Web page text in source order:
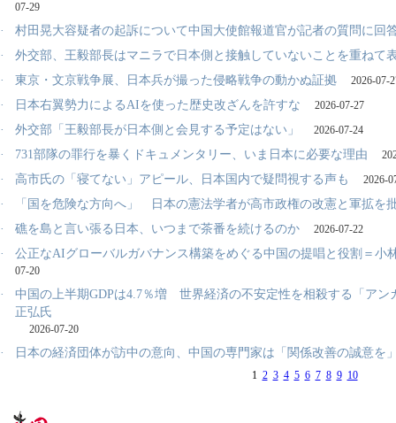
07-29
·
村田晃大容疑者の起訴について中国大使館報道官が記者の質問に回
·
外交部、王毅部長はマニラで日本側と接触していないことを重ねて
·
東京・文京戦争展、日本兵が撮った侵略戦争の動かぬ証拠 2026-07-
· 日本右翼勢力によるAIを使った歴史改ざんを許すな 2026-07-27
· 外交部「王毅部長が日本側と会見する予定はない」 2026-07-24
· 731部隊の罪行を暴くドキュメンタリー、いま日本に必要な理由
· 高市氏の「寝てない」アピール、日本国内で疑問視する声も 2026-
·
「国を危険な方向へ」 日本の憲法学者が高市政権の改憲と軍拡を
·
礁を島と言い張る日本、いつまで茶番を続けるのか 2026-07-22
· 公正なAIグローバルガバナンス構築をめぐる中国の提唱と役割＝小
07-20
·
中国の上半期GDPは4.7％増 世界経済の不安定性を相殺する「アン
正弘氏
2026-07-20
· 日本の経済団体が訪中の意向、中国の専門家は「関係改善の誠意を
1 2 3 4 5 6 7 8 9 10